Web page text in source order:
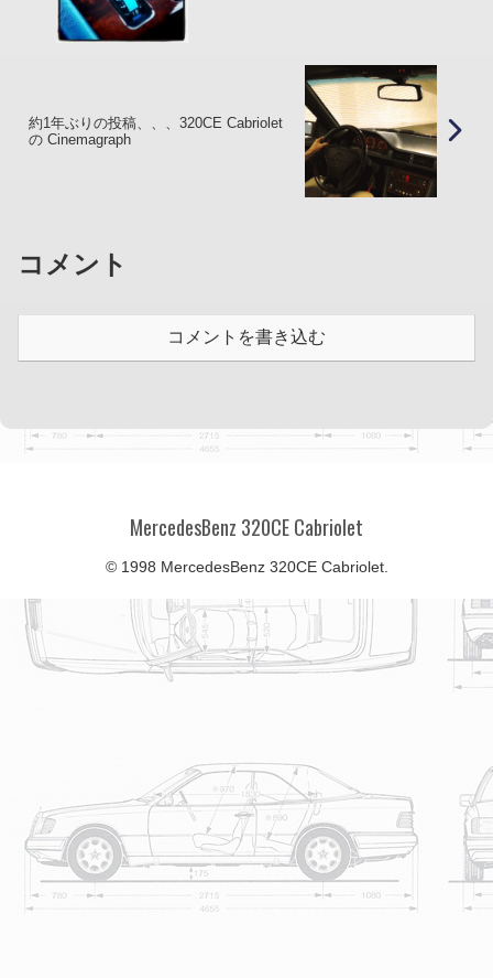
約1年ぶりの投稿、、、320CE Cabriolet
の Cinemagraph
コメント
コメントを書き込む
MercedesBenz 320CE Cabriolet
© 1998 MercedesBenz 320CE Cabriolet.